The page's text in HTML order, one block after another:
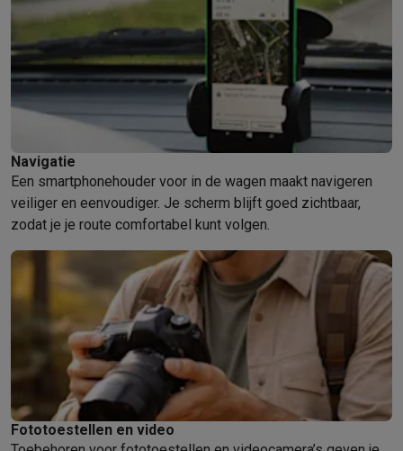
Navigatie
Een smartphonehouder voor in de wagen maakt navigeren
veiliger en eenvoudiger. Je scherm blijft goed zichtbaar,
zodat je je route comfortabel kunt volgen.
Fototoestellen en video